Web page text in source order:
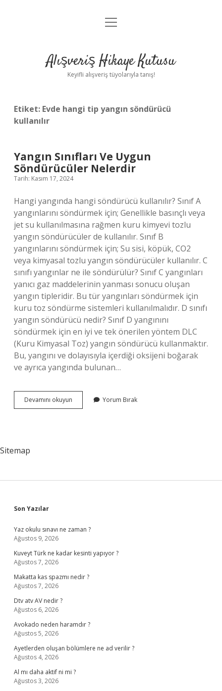
Anasayfa
Yasal Uyarı
menüyü
Alışveriş Hikaye Kutusu
Keyifli alışveriş tüyolarıyla tanış!
Etiket: Evde hangi tip yangın söndürücü
kullanılır
Yangın Sınıfları Ve Uygun
Söndürücüler Nelerdir
Tarih: Kasım 17, 2024
Hangi yangında hangi söndürücü kullanılır? Sınıf A
yangınlarını söndürmek için; Genellikle basınçlı veya
jet su kullanılmasına rağmen kuru kimyevi tozlu
yangın söndürücüler de kullanılır. Sınıf B
yangınlarını söndürmek için; Su sisi, köpük, CO2
veya kimyasal tozlu yangın söndürücüler kullanılır. C
sınıfı yangınlar ne ile söndürülür? Sınıf C yangınları
yanıcı gaz maddelerinin yanması sonucu oluşan
yangın tipleridir. Bu tür yangınları söndürmek için
kuru toz söndürme sistemleri kullanılmalıdır. D sınıfı
yangın söndürücü nedir? Sınıf D yangınını
söndürmek için en iyi ve tek önerilen yöntem DLC
(Kuru Kimyasal Toz) yangın söndürücü kullanmaktır.
Bu, yangını ve dolayısıyla içerdiği oksijeni boğarak
ve ayrıca yangında bulunan…
Devamını okuyun
Sınıfları
Yorum Bırak
Sitemap
Sidebar
Son Yazılar
Yaz okulu sınavı ne zaman ?
Ağustos 9, 2026
Kuveyt Türk ne kadar kesinti yapıyor ?
Ağustos 7, 2026
Makatta kas spazmı nedir ?
Ağustos 7, 2026
Dtv atv AV nedir ?
Ağustos 6, 2026
Avokado neden haramdır ?
Ağustos 5, 2026
Ayetlerden oluşan bölümlere ne ad verilir ?
Ağustos 4, 2026
Al mı daha aktif ni mi ?
Ağustos 3, 2026